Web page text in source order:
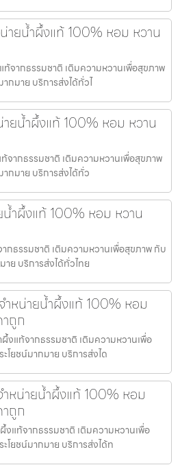
ยน้ำผึ้งแท้ 100% หอม หวาน
จากธรรมชาติ เติมความหวานเพื่อสุขภาพ
กมาย บริการส่งได้ทั่วไ
ยน้ำผึ้งแท้ 100% หอม หวาน
จากธรรมชาติ เติมความหวานเพื่อสุขภาพ
กมาย บริการส่งได้ทั่ว
ำผึ้งแท้ 100% หอม หวาน
กธรรมชาติ เติมความหวานเพื่อสุขภาพ กับ
ย บริการส่งได้ทั่วไทย
ำหน่ายน้ำผึ้งแท้ 100% หอม
ถูก
งแท้จากธรรมชาติ เติมความหวานเพื่อ
โยชน์มากมาย บริการส่งได
หน่ายน้ำผึ้งแท้ 100% หอม
ถูก
งแท้จากธรรมชาติ เติมความหวานเพื่อ
โยชน์มากมาย บริการส่งได้ท